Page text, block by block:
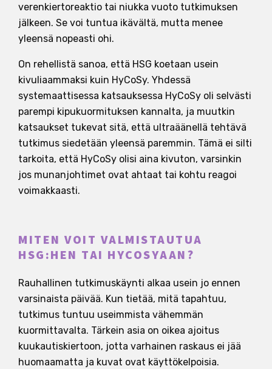
verenkiertoreaktio tai niukka vuoto tutkimuksen
jälkeen. Se voi tuntua ikävältä, mutta menee
yleensä nopeasti ohi.
On rehellistä sanoa, että HSG koetaan usein
kivuliaammaksi kuin HyCoSy. Yhdessä
systemaattisessa katsauksessa HyCoSy oli selvästi
parempi kipukuormituksen kannalta, ja muutkin
katsaukset tukevat sitä, että ultraäänellä tehtävä
tutkimus siedetään yleensä paremmin. Tämä ei silti
tarkoita, että HyCoSy olisi aina kivuton, varsinkin
jos munanjohtimet ovat ahtaat tai kohtu reagoi
voimakkaasti.
MITEN VOIT VALMISTAUTUA
HSG:HEN TAI HYCOSYAAN?
Rauhallinen tutkimuskäynti alkaa usein jo ennen
varsinaista päivää. Kun tietää, mitä tapahtuu,
tutkimus tuntuu useimmista vähemmän
kuormittavalta. Tärkein asia on oikea ajoitus
kuukautiskiertoon, jotta varhainen raskaus ei jää
huomaamatta ja kuvat ovat käyttökelpoisia.